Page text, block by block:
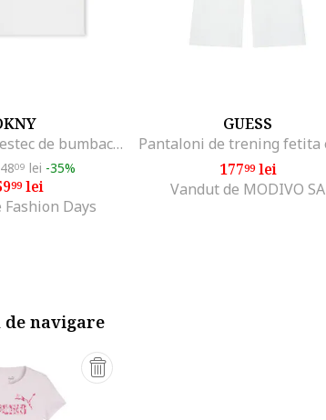
Tricou din amestec de bumbac cu imprimeu logo, Alb
09 lei -35%
99lei
Days
GUESS
17799lei
Vandut de MODIVO SA
navigare